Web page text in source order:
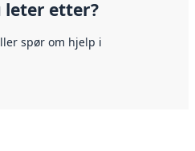
leter etter?
spør om hjelp i